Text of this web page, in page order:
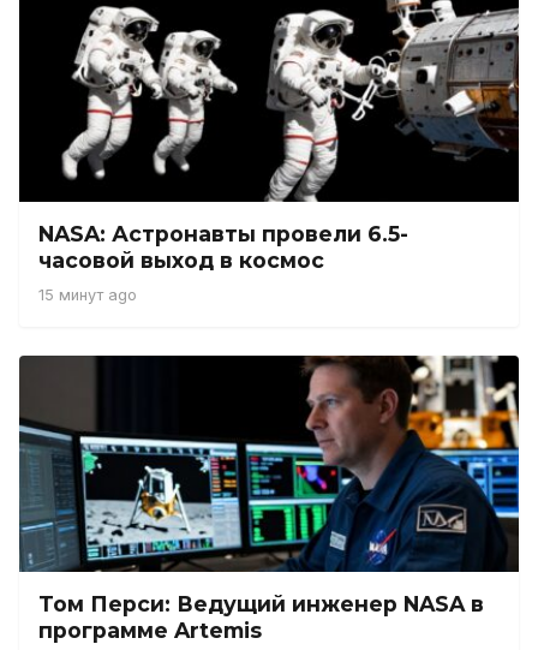
NASA: Астронавты провели 6.5-
часовой выход в космос
15 минут ago
Том Перси: Ведущий инженер NASA в
программе Artemis